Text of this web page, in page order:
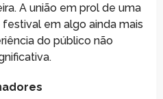
A união em prol de uma
em algo ainda mais
do público não